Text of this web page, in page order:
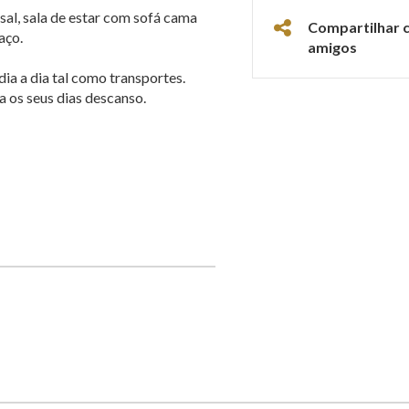
Compartilhar
amigos
sala de estar com sofá cama
a dia tal como transportes.
seus dias descanso.